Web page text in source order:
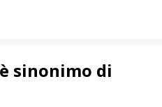
sinonimo di